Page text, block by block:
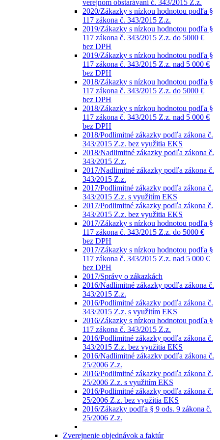
verejnom obstarávaní č. 343/2015 Z.z.
2020/Zákazky s nízkou hodnotou podľa §
117 zákona č. 343/2015 Z.z.
2019/Zákazky s nízkou hodnotou podľa §
117 zákona č. 343/2015 Z.z. do 5000 €
bez DPH
2019/Zákazky s nízkou hodnotou podľa §
117 zákona č. 343/2015 Z.z. nad 5 000 €
bez DPH
2018/Zákazky s nízkou hodnotou podľa §
117 zákona č. 343/2015 Z.z. do 5000 €
bez DPH
2018/Zákazky s nízkou hodnotou podľa §
117 zákona č. 343/2015 Z.z. nad 5 000 €
bez DPH
2018/Podlimitné zákazky podľa zákona č.
343/2015 Z.z. bez využitia EKS
2018/Nadlimitné zákazky podľa zákona č.
343/2015 Z.z.
2017/Nadlimitné zákazky podľa zákona č.
343/2015 Z.z.
2017/Podlimitné zákazky podľa zákona č.
343/2015 Z.z. s využitím EKS
2017/Podlimitné zákazky podľa zákona č.
343/2015 Z.z. bez využitia EKS
2017/Zákazky s nízkou hodnotou podľa §
117 zákona č. 343/2015 Z.z. do 5000 €
bez DPH
2017/Zákazky s nízkou hodnotou podľa §
117 zákona č. 343/2015 Z.z. nad 5 000 €
bez DPH
2017/Správy o zákazkách
2016/Nadlimitné zákazky podľa zákona č.
343/2015 Z.z.
2016/Podlimitné zákazky podľa zákona č.
343/2015 Z.z. s využitím EKS
2016/Zákazky s nízkou hodnotou podľa §
117 zákona č. 343/2015 Z.z.
2016/Podlimitné zákazky podľa zákona č.
343/2015 Z.z. bez využitia EKS
2016/Nadlimitné zákazky podľa zákona č.
25/2006 Z.z.
2016/Podlimitné zákazky podľa zákona č.
25/2006 Z.z. s využitím EKS
2016/Podlimitné zákazky podľa zákona č.
25/2006 Z.z. bez využitia EKS
2016/Zákazky podľa § 9 ods. 9 zákona č.
25/2006 Z.z.
Zverejnenie objednávok a faktúr